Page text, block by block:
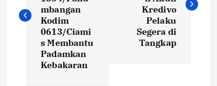
i
mbangan
Kodim
0613/Ciami
s Membantu
Padamkan
Kebakaran
Kredivo
Pelaku
Segera di
Tangkap